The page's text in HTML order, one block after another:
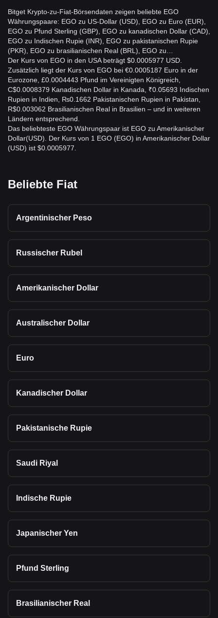
Bitget Krypto-zu-Fiat-Börsendaten zeigen beliebte EGO
Währungspaare: EGO zu US-Dollar (USD), EGO zu Euro (EUR),
EGO zu Pfund Sterling (GBP), EGO zu kanadischen Dollar (CAD),
EGO zu Indischen Rupie (INR), EGO zu pakistanischen Rupie
(PKR), EGO zu brasilianischen Real (BRL), EGO zu…
Der Kurs von EGO in den USA beträgt $0.0005977 USD.
Zusätzlich liegt der Kurs von EGO bei €0.0005187 Euro in der
Eurozone, £0.0004443 Pfund im Vereinigten Königreich,
C$0.0008379 Kanadischen Dollar in Kanada, ₹0.05693 Indischen
Rupien in Indien, ₨0.1662 Pakistanischen Rupien in Pakistan,
R$0.003062 Brasilianischen Real in Brasilien – und in weiteren
Ländern entsprechend.
Das beliebteste EGO Währungspaar ist EGO zu Amerikanischer
Dollar(USD). Der Kurs von 1 EGO (EGO) in Amerikanischer Dollar
(USD) ist $0.0005977.
Beliebte Fiat
Argentinischer Peso
Russischer Rubel
Amerikanischer Dollar
Australischer Dollar
Euro
Kanadischer Dollar
Pakistanische Rupie
Saudi Riyal
Indische Rupie
Japanischer Yen
Pfund Sterling
Brasilianischer Real